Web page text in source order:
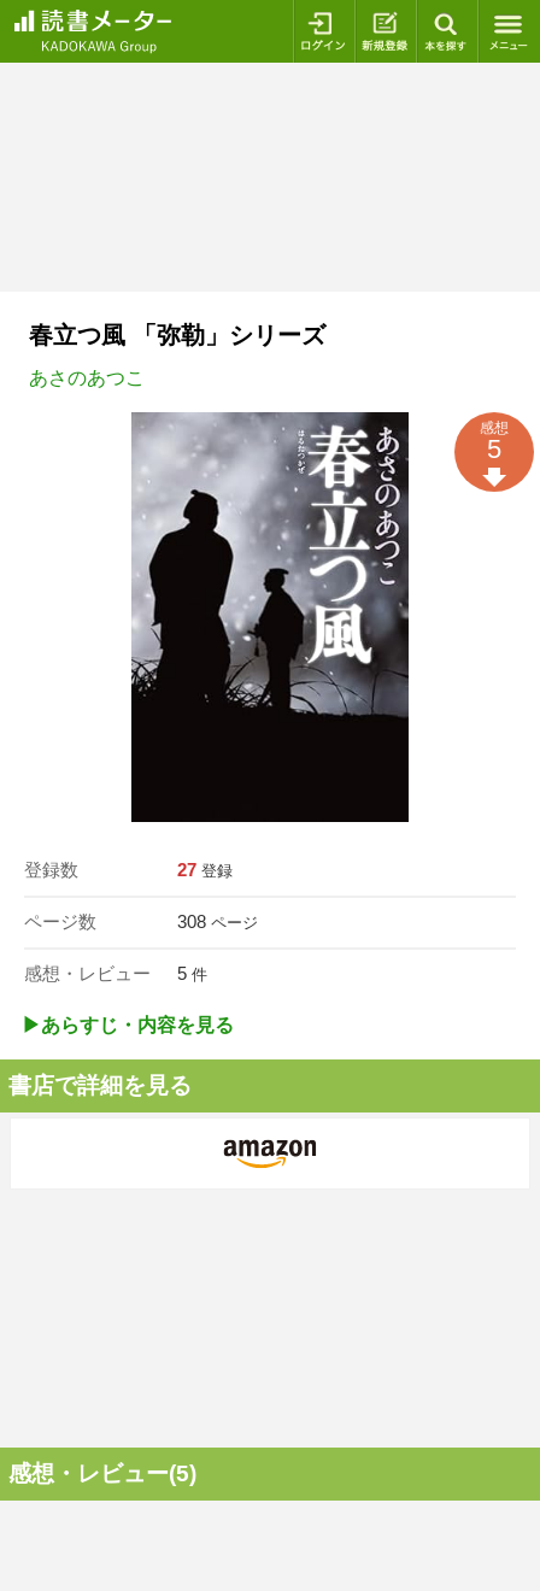
ログイン 新規登録
春立つ風 「弥勒」シリーズ
あさのあつこ
登録数 27 登録
ページ数 308 ページ
感想・レビュー 5 件
感想
5
▶︎あらすじ・内容を見る
書店で詳細を見る
感想・レビュー(5)